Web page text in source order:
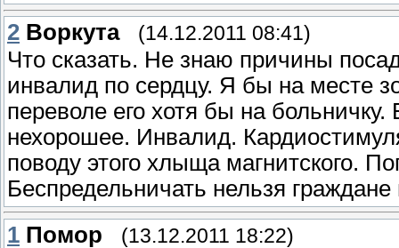
2 Воркута (14.12.2011 08:41)
Что сказать. Не знаю причины
инвалид по сердцу. Я бы на месте
переволе его хотя бы на
нехорошее. Инвалид.
поводу этого хлыща магнитского.
Беспредельничать нельзя
1 Помор (13.12.2011 18:22)